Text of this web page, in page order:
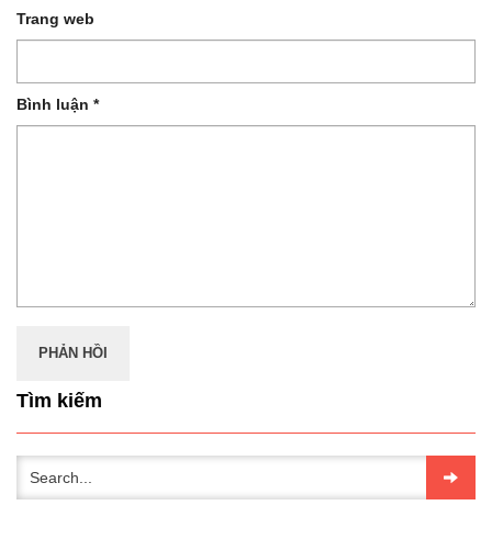
Trang web
Bình luận *
Tìm kiếm